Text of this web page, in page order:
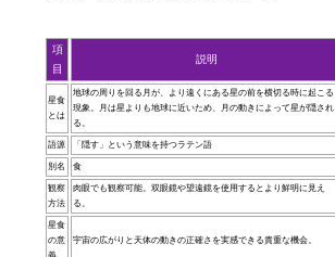
項
目
説明
星食
とは
地球の周りを回る月が、より遠くにある星の前を横切る時に起こる
現象。月は星よりも地球に近いため、月の動きによって星が隠され
る。
語源 「隠す」という意味を持つラテン語
別名 食
観察
方法
肉眼でも観察可能。双眼鏡や望遠鏡を使用するとより鮮明に見え
る。
星食
の意
宇宙の広がりと天体の動きの正確さを実感できる貴重な機会。